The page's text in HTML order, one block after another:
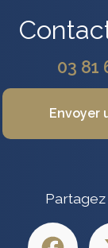
03 81
Envoyer